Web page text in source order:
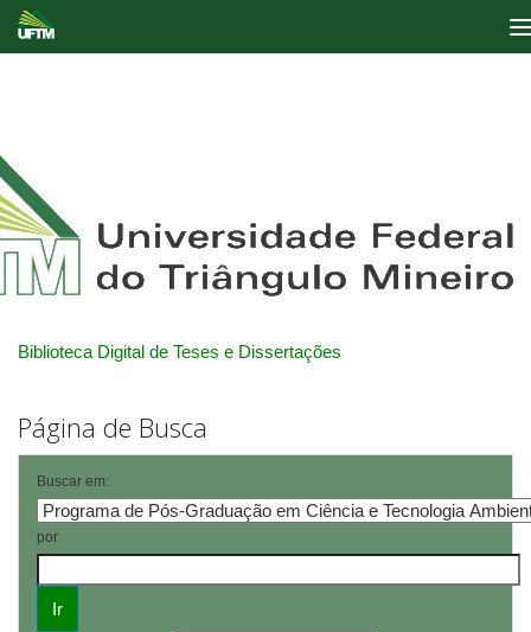
Biblioteca Digital de Teses e Dissertações
Página de Busca
Buscar em:
por